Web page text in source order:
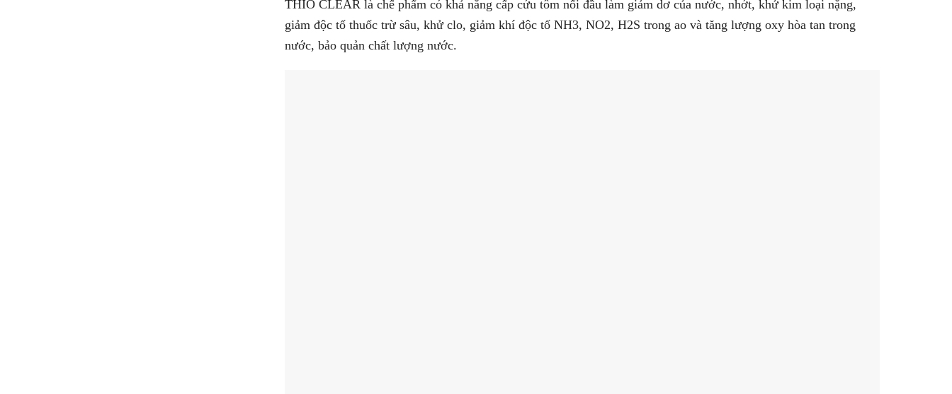
THIO CLEAR là chế phẩm có khả năng cấp cứu tôm nổi đầu làm giảm dơ của nước, nhớt, khử kim loại nặng,
giảm độc tố thuốc trừ sâu, khử clo, giảm khí độc tố NH3, NO2, H2S trong ao và tăng lượng oxy hòa tan trong
nước, bảo quản chất lượng nước.